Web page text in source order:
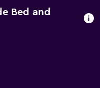
Bed and